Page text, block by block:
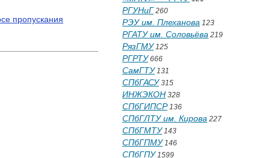
пропускания
РГУНиГ 260
РЭУ им. Плеханова 123
РГАТУ им. Соловьёва 219
РязГМУ125
РГРТУ666
СамГТУ131
СПбГАСУ315
ИНЖЭКОН 328
СПбГИПСР136
СПбГЛТУ им. Кирова 227
СПбГМТУ143
СПбГПМУ146
СПбГПУ1599